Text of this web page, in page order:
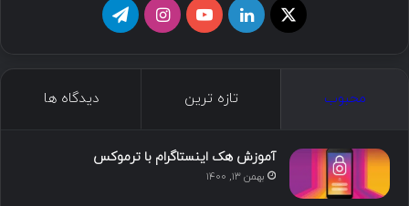
د
و
ت
ا
محبوب تازه ترین دیدگاه ها
آموزش هک اینستاگرام با ترموکس
بهمن ۱۳, ۱۴۰۰